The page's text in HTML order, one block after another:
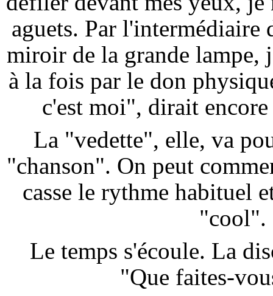
aguets. Par l'intermédiaire
miroir de la grande lampe,
à la fois par le don
c'est moi", dirait
La "vedette", elle, va
"chanson". On peut
casse le rythme habituel
"cool".
Le temps s'écoule. La
"Que faites-